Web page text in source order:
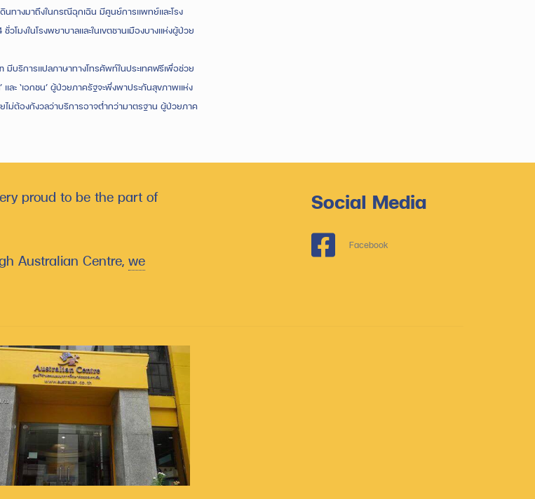
ทางมาถึงในกรณีฉุกเฉิน มีศูนย์การแพทย์และโรง
โมงในโรงพยาบาลและในเขตชานเมืองบางแห่งผู้ป่วย
บริการแปลภาษาทางโทรศัพท์ในประเทศฟรีเพื่อช่วย
ละ ‘เอกชน’ ผู้ป่วยภาครัฐจะพึ่งพาประกันสุขภาพแห่ง
ม่ต้องกังวลว่าบริการอาจต่ำกว่ามาตรฐาน ผู้ป่วยภาค
proud to be the part of
Australian Centre, we
Social Media
Facebook